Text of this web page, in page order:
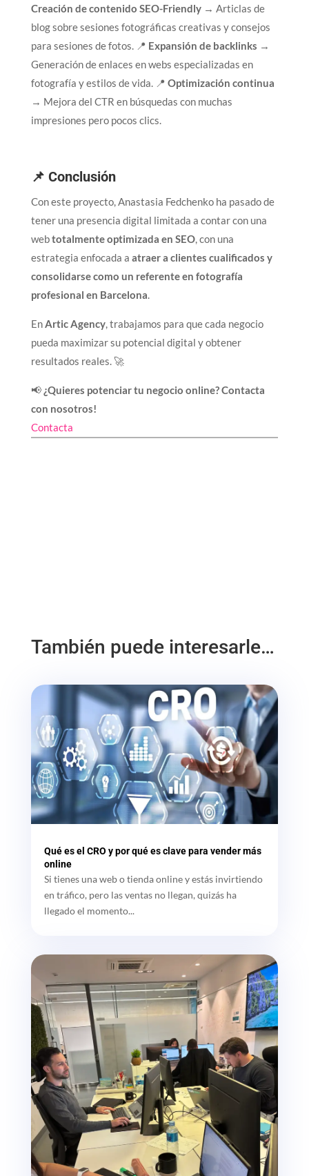
Creación de contenido SEO-Friendly→ Articlas de
blog sobre sesiones fotográficas creativas y consejos
para sesiones de fotos. 📍 Expansión de backlinks →
Generación de enlaces en webs especializadas en
fotografía y estilos de vida. 📍 Optimización continua
→ Mejora del CTR en búsquedas con muchas
impresiones pero pocos clics.
📌 Conclusión
Con este proyecto, Anastasia Fedchenko ha pasado de
tener una presencia digital limitada a contar con una
webtotalmente optimizada en SEO, con una
estrategia enfocada a atraer a clientes cualificados y
consolidarse como un referente en fotografía
profesional en Barcelona.
EnArtic Agency, trabajamos para que cada negocio
pueda maximizar su potencial digital y obtener
resultados reales. 🚀
📢 ¿Quieres potenciar tu negocio online? Contacta
con nosotros!
Contacta
También puede interesarle…
Qué es el CRO y por qué es clave para vender más
online
Si tienes una web o tienda online y estás invirtiendo
en tráfico, pero las ventas no llegan, quizás ha
llegado el momento...